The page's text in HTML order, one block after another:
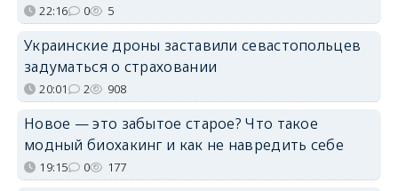
22:16 0 5
Украинские дроны заставили севастопольцев
задуматься о страховании
20:01 2 908
Новое — это забытое старое? Что такое
модный биохакинг и как не навредить себе
19:15 0 177